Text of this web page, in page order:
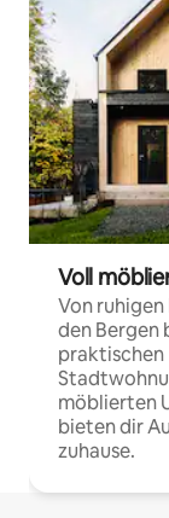
Voll
Von
den Bergen
praktischen
möblierten
bieten dir
zuhause.